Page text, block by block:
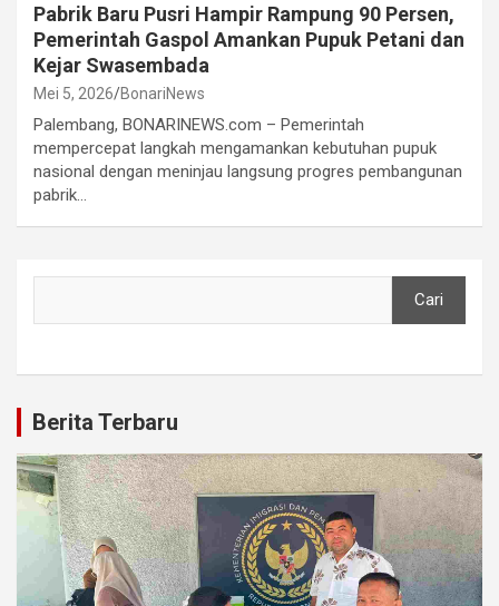
Pabrik Baru Pusri Hampir Rampung 90 Persen,
Pemerintah Gaspol Amankan Pupuk Petani dan
Kejar Swasembada
Mei 5, 2026 BonariNews
Palembang, BONARINEWS.com – Pemerintah
mempercepat langkah mengamankan kebutuhan pupuk
nasional dengan meninjau langsung progres pembangunan
pabrik…
Cari
Berita Terbaru